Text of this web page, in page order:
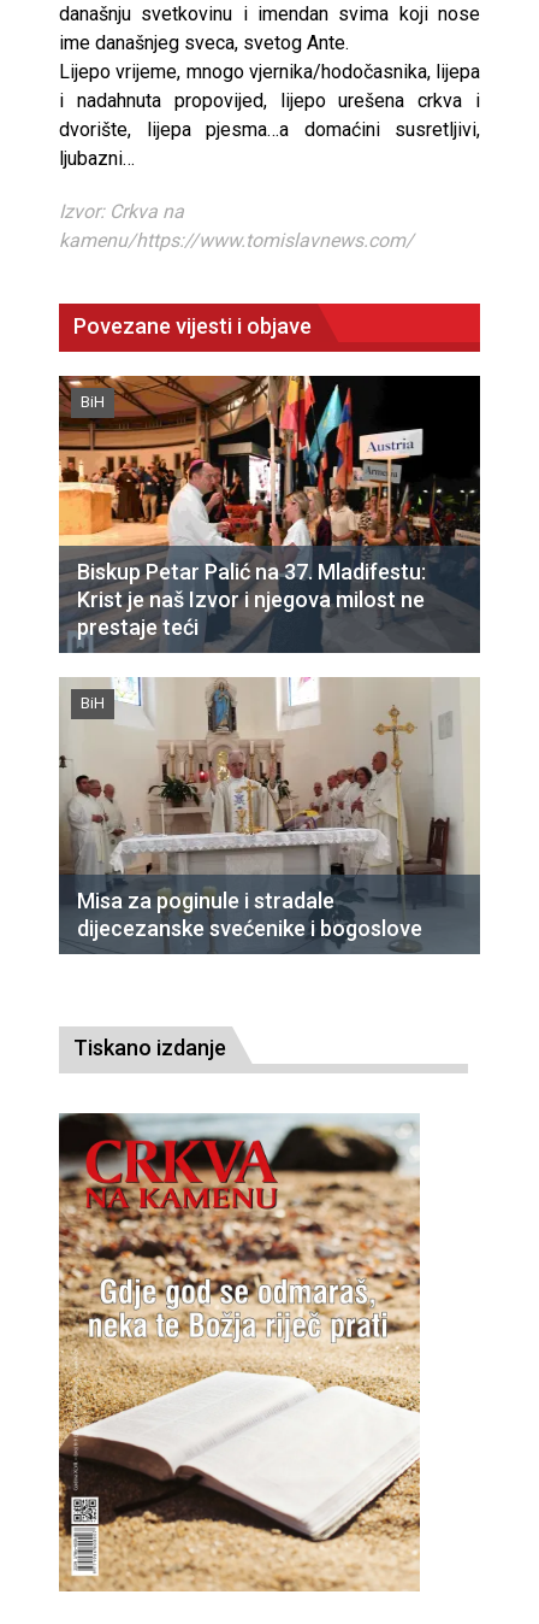
današnju svetkovinu i imendan svima koji nose
ime današnjeg sveca, svetog Ante.
Lijepo vrijeme, mnogo vjernika/hodočasnika, lijepa
i nadahnuta propovijed, lijepo urešena crkva i
dvorište, lijepa pjesma…a domaćini susretljivi,
ljubazni…
Izvor: Crkva na
kamenu/https://www.tomislavnews.com/
Povezane vijesti i objave
BiH
Biskup Petar Palić na 37. Mladifestu:
Krist je naš Izvor i njegova milost ne
prestaje teći
BiH
Misa za poginule i stradale
dijecezanske svećenike i bogoslove
Tiskano izdanje